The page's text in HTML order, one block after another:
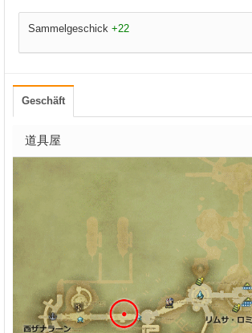
Sammelgeschick +22
Geschäft
道具屋